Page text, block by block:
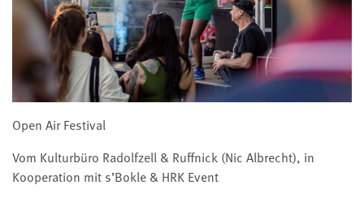
Open Air Festival
Vom Kulturbüro Radolfzell & Ruffnick (Nic Albrecht), in
Kooperation mit s’Bokle & HRK Event